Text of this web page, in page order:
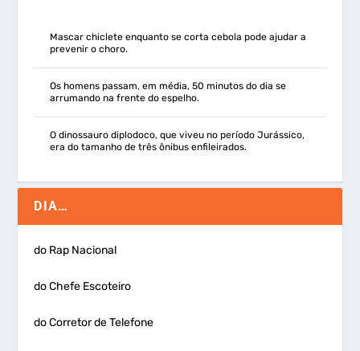
Mascar chiclete enquanto se corta cebola pode ajudar a
prevenir o choro.
Os homens passam, em média, 50 minutos do dia se
arrumando na frente do espelho.
O dinossauro diplodoco, que viveu no período Jurássico,
era do tamanho de três ônibus enfileirados.
DIA…
do Rap Nacional
do Chefe Escoteiro
do Corretor de Telefone